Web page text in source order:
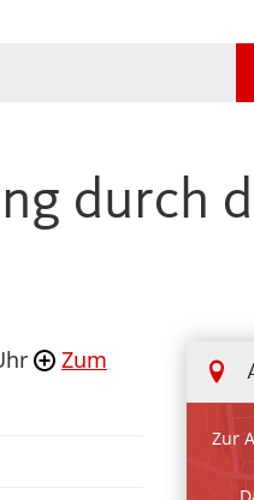
durch
Zur
Zum